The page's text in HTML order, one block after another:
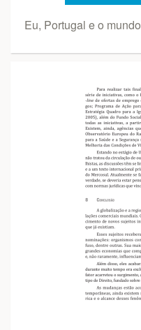
Eu, Portugal e o mundo